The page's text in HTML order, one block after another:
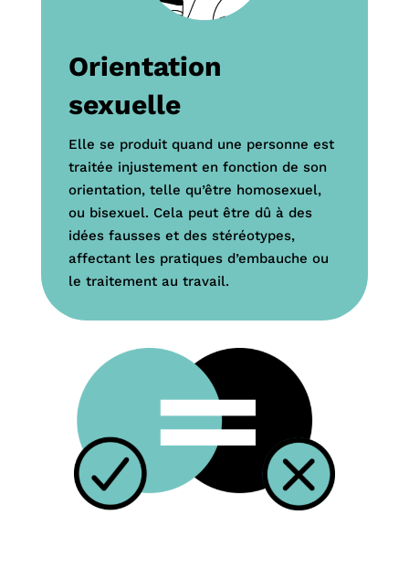
Orientation
sexuelle
Elle se produit quand une personne est
traitée injustement en fonction de son
orientation, telle qu’être homosexuel,
ou bisexuel. Cela peut être dû à des
idées fausses et des stéréotypes,
affectant les pratiques d’embauche ou
le traitement au travail.